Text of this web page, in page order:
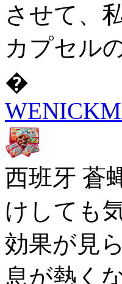
させて、
カプセル
�
西班牙 蒼
けしても
効果が見
息が熱く